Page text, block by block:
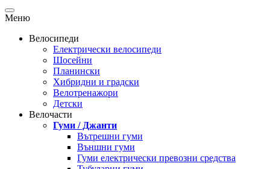
Меню
Велосипеди
Електрически велосипеди
Шосейни
Планински
Хибридни и градски
Велотренажори
Детски
Велочасти
Гуми / Джанти
Вътрешни гуми
Външни гуми
Гуми електрически превозни средства